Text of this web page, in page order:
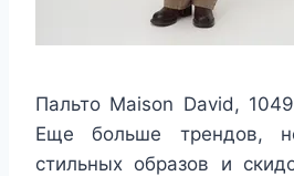
Пальто Maison David,
Еще больше трендов,
стильных образов и